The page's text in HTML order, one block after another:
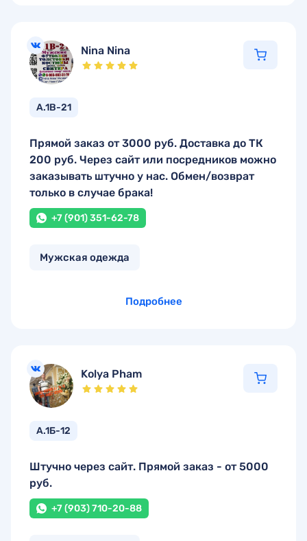
Nina Nina
А.1В-21
Прямой заказ от 3000 руб. Доставка до ТК
200 руб. Через сайт или посредников можно
заказывать штучно у нас. Обмен/возврат
только в случае брака!
+7 (901) 351-62-78
Мужская одежда
Подробнее
Kolya Pham
А.1Б-12
Штучно через сайт. Прямой заказ - от 5000
руб.
+7 (903) 710-20-88